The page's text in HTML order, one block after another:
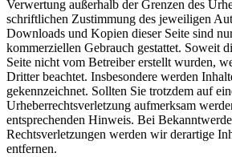
Verwertung außerhalb der Grenzen des
schriftlichen Zustimmung des jeweiligen
Downloads und Kopien dieser Seite sind
kommerziellen Gebrauch gestattet. Soweit
Seite nicht vom Betreiber erstellt wurden,
Dritter beachtet. Insbesondere werden
gekennzeichnet. Sollten Sie trotzdem auf
Urheberrechtsverletzung aufmerksam
entsprechenden Hinweis. Bei
Rechtsverletzungen werden wir derartige
entfernen.